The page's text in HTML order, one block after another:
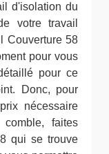
d'isolation du
votre travail
Couverture 58
pour vous
pour ce
Donc, pour
nécessaire
faites
qui se trouve